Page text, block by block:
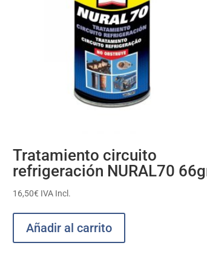
Tratamiento circuito
refrigeración NURAL70
16,50€ IVA Incl.
Añadir al carrito